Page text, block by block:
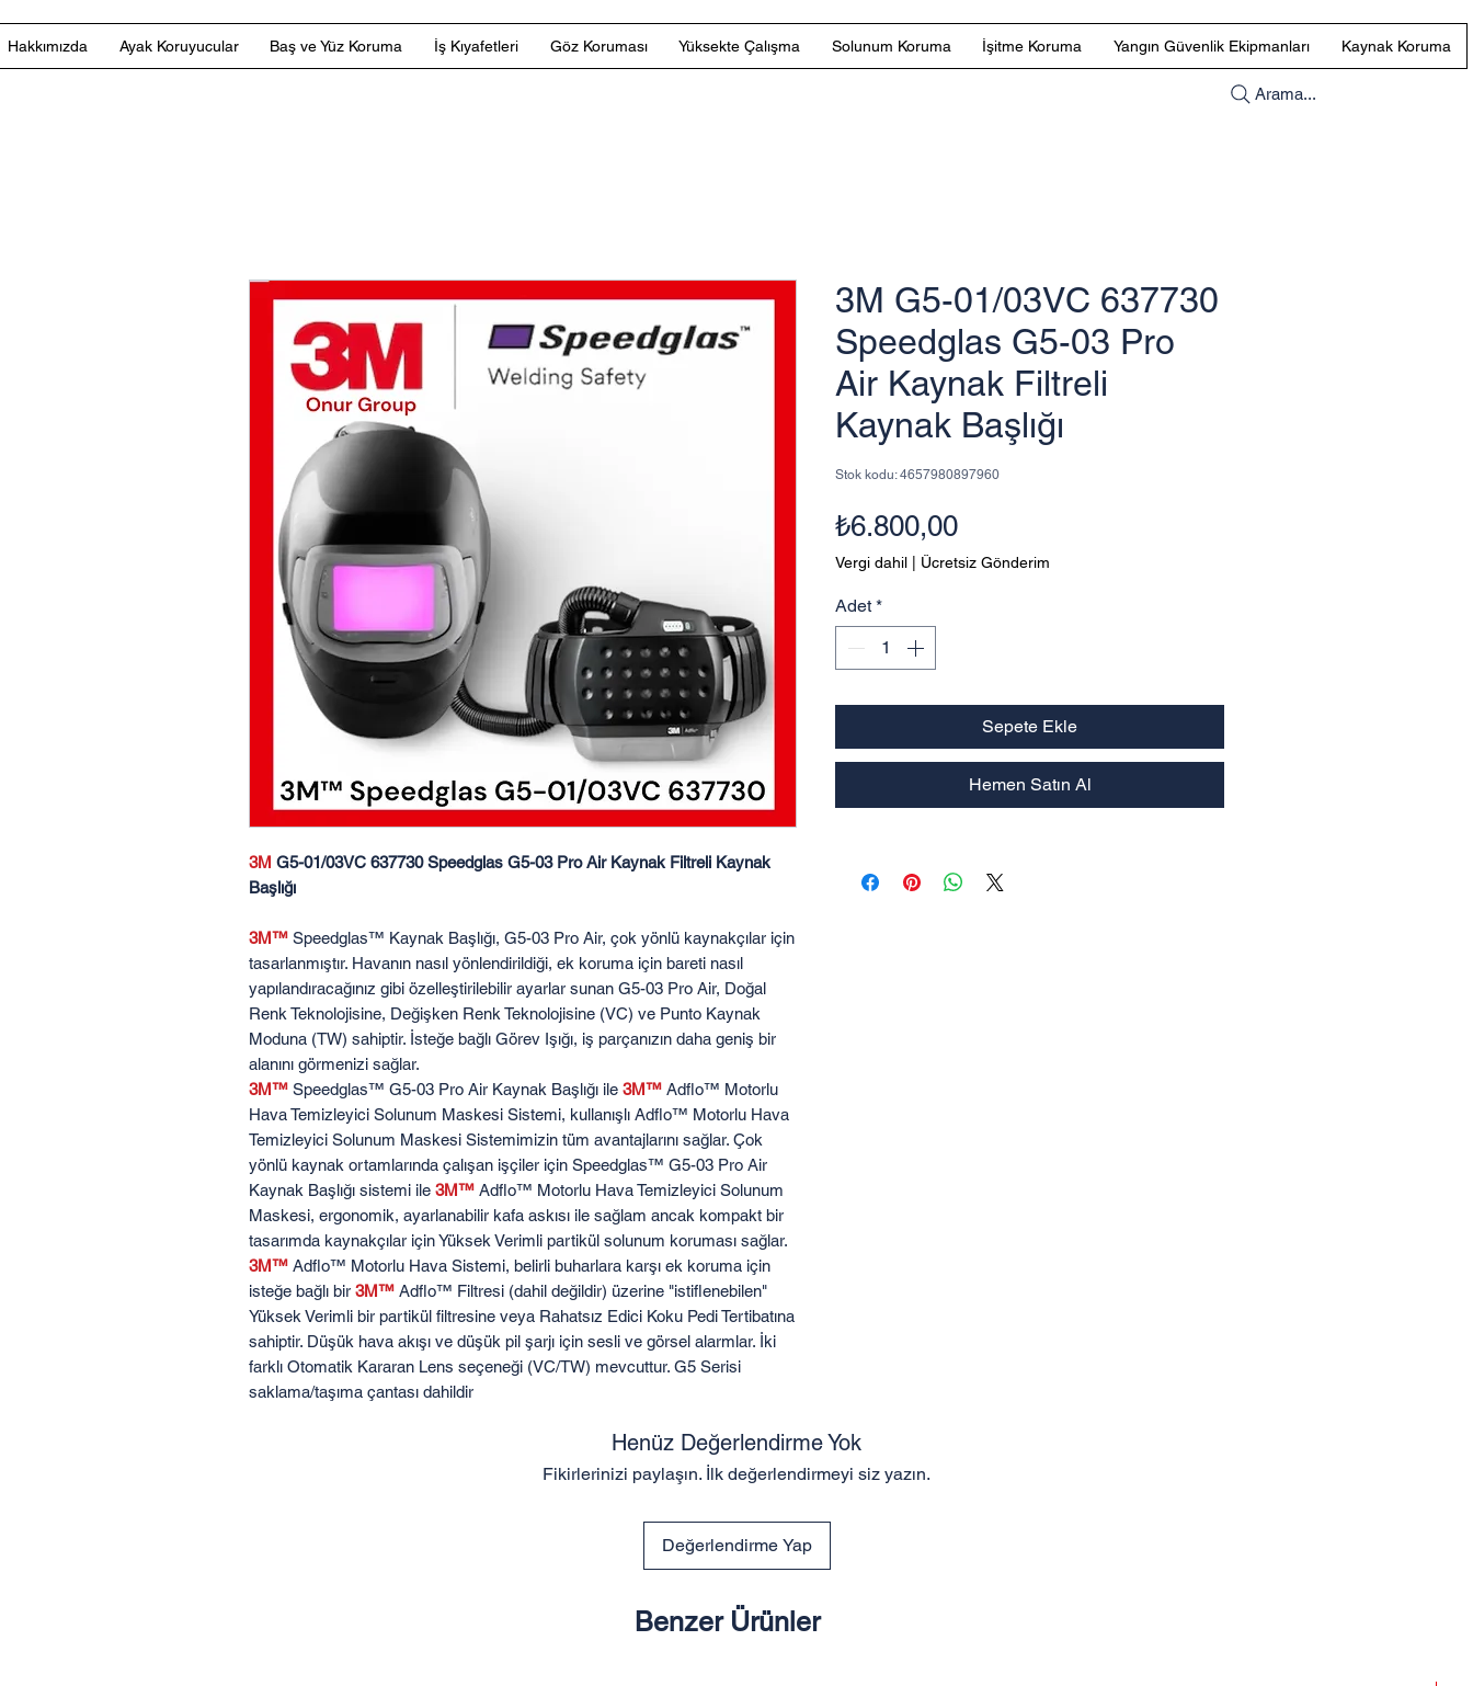
Hakkımızda Ayak Koruyucular Baş ve Yüz Koruma İş Kıyafetleri Göz Koruması Yüksekte Çalışma Solunum Koruma İşitme Koruma Yangın Güvenlik Ekipmanları Kaynak Koruma
Arama...
3M G5-01/03VC 637730 Speedglas G5-03 Pro Air Kaynak Filtreli Kaynak
Başlığı
3M™ Speedglas™ Kaynak Başlığı, G5-03 Pro Air, çok yönlü kaynakçılar için
tasarlanmıştır. Havanın nasıl yönlendirildiği, ek koruma için bareti nasıl
yapılandıracağınız gibi özelleştirilebilir ayarlar sunan G5-03 Pro Air, Doğal
Renk Teknolojisine, Değişken Renk Teknolojisine (VC) ve Punto Kaynak
Moduna (TW) sahiptir. İsteğe bağlı Görev Işığı, iş parçanızın daha geniş bir
alanını görmenizi sağlar.
3M™ Speedglas™ G5-03 Pro Air Kaynak Başlığı ile 3M™ Adflo™ Motorlu
Hava Temizleyici Solunum Maskesi Sistemi, kullanışlı Adflo™ Motorlu Hava
Temizleyici Solunum Maskesi Sistemimizin tüm avantajlarını sağlar. Çok
yönlü kaynak ortamlarında çalışan işçiler için Speedglas™ G5-03 Pro Air
Kaynak Başlığı sistemi ile 3M™ Adflo™ Motorlu Hava Temizleyici Solunum
Maskesi, ergonomik, ayarlanabilir kafa askısı ile sağlam ancak kompakt bir
tasarımda kaynakçılar için Yüksek Verimli partikül solunum koruması sağlar.
3M™ Adflo™ Motorlu Hava Sistemi, belirli buharlara karşı ek koruma için
isteğe bağlı bir 3M™ Adflo™ Filtresi (dahil değildir) üzerine "istiflenebilen"
Yüksek Verimli bir partikül filtresine veya Rahatsız Edici Koku Pedi Tertibatına
sahiptir. Düşük hava akışı ve düşük pil şarjı için sesli ve görsel alarmlar. İki
farklı Otomatik Kararan Lens seçeneği (VC/TW) mevcuttur. G5 Serisi
saklama/taşıma çantası dahildir
3M G5-01/03VC 637730
Speedglas G5-03 Pro
Air Kaynak Filtreli
Kaynak Başlığı
Stok kodu: 4657980897960
₺6.800,00Fiyat
Vergi dahil Ücretsiz Gönderim
Adet *
Sepete Ekle
Hemen Satın Al
Henüz Değerlendirme Yok
Fikirlerinizi paylaşın. İlk değerlendirmeyi siz yazın.
Değerlendirme Yap
Benzer Ürünler